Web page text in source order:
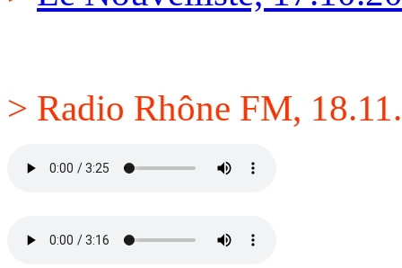
> Radio Rhône FM,